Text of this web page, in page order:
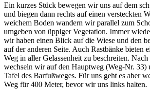
Ein kurzes Stück bewegen wir uns auf dem
und biegen dann rechts auf einen versteckten
weichem Boden wandern wir parallel zum
umgeben von üppiger Vegetation. Immer
wir haben einen Blick auf die Wiese und den
auf der anderen Seite. Auch Rastbänke bieten
Weg in aller Gelassenheit zu beschreiten.
wechseln wir auf den Hauptweg (Weg-Nr. 33)
Tafel des Barfußweges. Für uns geht es aber
Weg für 400 Meter, bevor wir uns links halten.